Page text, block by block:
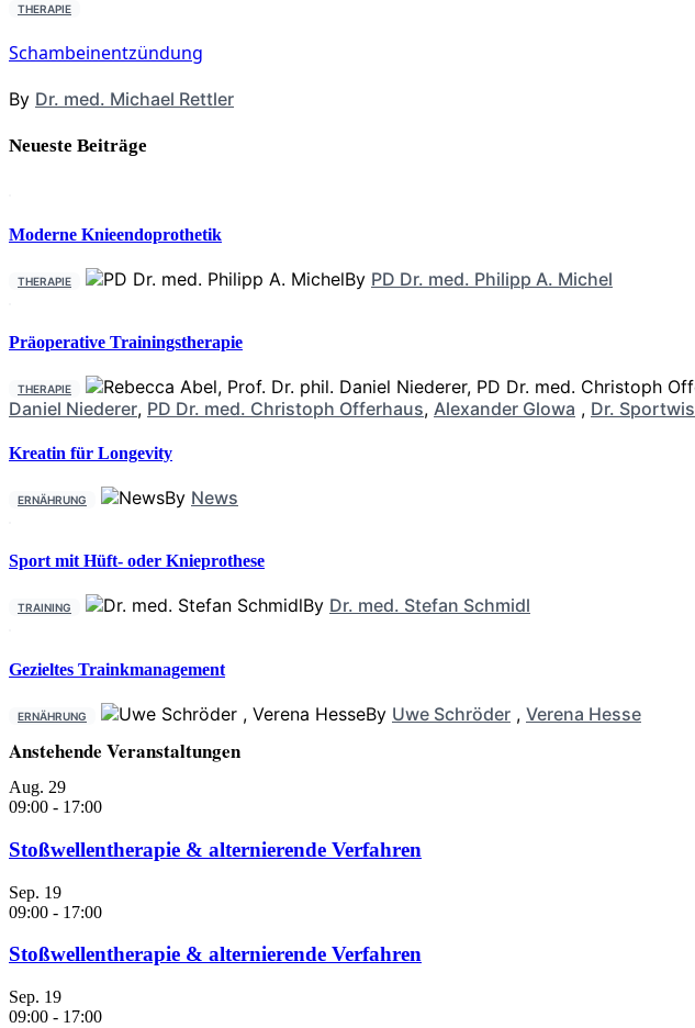
THERAPIE
Schambeinentzündung
By Dr. med. Michael Rettler
Neueste Beiträge
Moderne Knieendoprothetik
THERAPIE By PD Dr. med. Philipp A. Michel
Präoperative Trainingstherapie
THERAPIE
Daniel Niederer, PD Dr. med. Christoph Offerhaus, Alexander Glowa , Dr.
Kreatin für Longevity
ERNÄHRUNG By News
Sport mit Hüft- oder Knieprothese
TRAINING By Dr. med. Stefan Schmidl
Gezieltes Trainkmanagement
ERNÄHRUNG By Uwe Schröder , Verena Hesse
Anstehende Veranstaltungen
Aug. 29
09:00 - 17:00
Stoßwellentherapie & alternierende Verfahren
Sep. 19
09:00 - 17:00
Stoßwellentherapie & alternierende Verfahren
Sep. 19
09:00 - 17:00